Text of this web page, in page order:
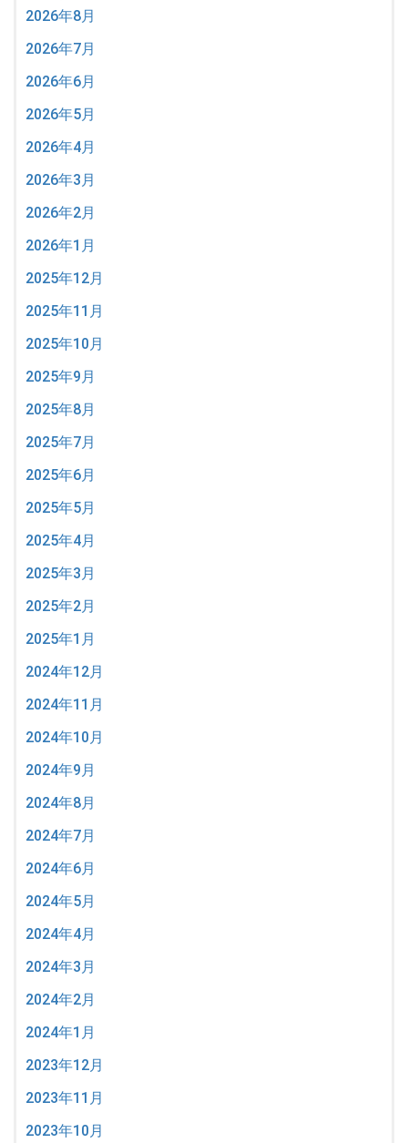
2026年8月
2026年7月
2026年6月
2026年5月
2026年4月
2026年3月
2026年2月
2026年1月
2025年12月
2025年11月
2025年10月
2025年9月
2025年8月
2025年7月
2025年6月
2025年5月
2025年4月
2025年3月
2025年2月
2025年1月
2024年12月
2024年11月
2024年10月
2024年9月
2024年8月
2024年7月
2024年6月
2024年5月
2024年4月
2024年3月
2024年2月
2024年1月
2023年12月
2023年11月
2023年10月